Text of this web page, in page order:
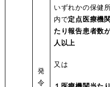
発
令
いずれかの保健
内で定点医療機
たり報告患者数
人以上
又は